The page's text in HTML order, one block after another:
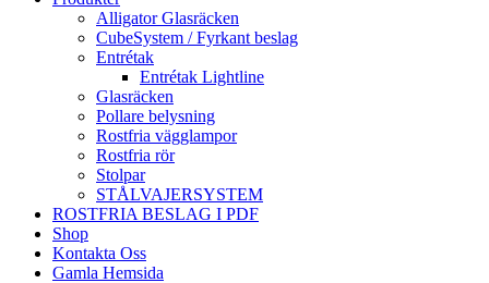
Alligator Glasräcken
CubeSystem / Fyrkant beslag
Entrétak
Entrétak Lightline
Glasräcken
Pollare belysning
Rostfria vägglampor
Rostfria rör
Stolpar
STÅLVAJERSYSTEM
ROSTFRIA BESLAG I PDF
Shop
Kontakta Oss
Gamla Hemsida